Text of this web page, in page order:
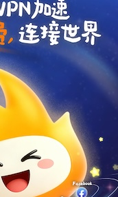
支持[0] 反对
支持
反对 [0]